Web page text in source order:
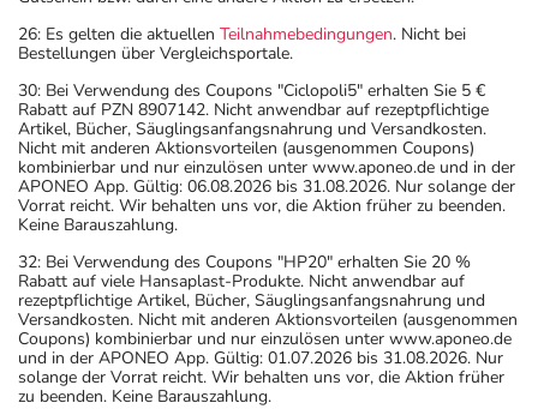
müssen, sollten Sie den Zuckergehalt berücksichtigen.
- Es kann Arzneimittel geben, mit denen
Wechselwirkungen auftreten. Sie sollten deswegen
generell vor der Behandlung mit einem neuen
Arzneimittel jedes andere, das Sie bereits anwenden,
dem Arzt oder Apotheker angeben. Das gilt auch für
Arzneimittel, die Sie selbst kaufen, nur gelegentlich
anwenden oder deren Anwendung schon einige Zeit
zurückliegt.
Bitte verwenden Sie dieses Arzneimittel nicht mehr nach
dem auf der Packung oder der Umverpackung
angegebenen Verfallsdatum. Das Verfallsdatum bezieht
sich auf den letzten Tag des angegebenen Monats.
26: Es gelten die aktuellen Teilnahmebedingungen. Nicht bei
Bestellungen über Vergleichsportale.
30: Bei Verwendung des Coupons "Ciclopoli5" erhalten Sie 5 €
Rabatt auf PZN 8907142. Nicht anwendbar auf rezeptpflichtige
Artikel, Bücher, Säuglingsanfangsnahrung und Versandkosten.
Nicht mit anderen Aktionsvorteilen (ausgenommen Coupons)
kombinierbar und nur einzulösen unter www.aponeo.de und in der
APONEO App. Gültig: 06.08.2026 bis 31.08.2026. Nur solange der
Vorrat reicht. Wir behalten uns vor, die Aktion früher zu beenden.
Keine Barauszahlung.
32: Bei Verwendung des Coupons "HP20" erhalten Sie 20 %
Rabatt auf viele Hansaplast-Produkte. Nicht anwendbar auf
rezeptpflichtige Artikel, Bücher, Säuglingsanfangsnahrung und
Versandkosten. Nicht mit anderen Aktionsvorteilen (ausgenommen
Coupons) kombinierbar und nur einzulösen unter www.aponeo.de
und in der APONEO App. Gültig: 01.07.2026 bis 31.08.2026. Nur
solange der Vorrat reicht. Wir behalten uns vor, die Aktion früher
zu beenden. Keine Barauszahlung.